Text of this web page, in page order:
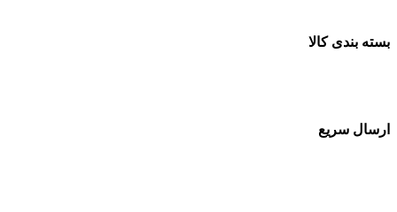
بسته بندی کالا
ارسال سریع